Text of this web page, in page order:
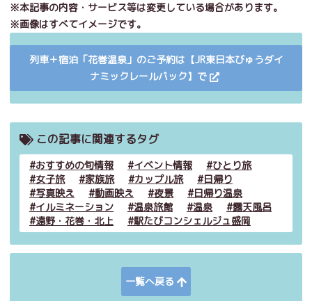
※本記事の内容・サービス等は変更している場合があります。
※画像はすべてイメージです。
列車＋宿泊「花巻温泉」のご予約は【JR東日本びゅうダイ
ナミックレールパック】で
この記事に関連するタグ
おすすめの旬情報 イベント情報
ひとり旅
女子旅
家族旅 カップル旅
日帰り
写真映え
動画映え 夜景
日帰り温泉
イルミネーション
温泉旅館 温泉
露天風呂
遠野・花巻・北上
駅たびコンシェルジュ盛岡
一覧へ戻る